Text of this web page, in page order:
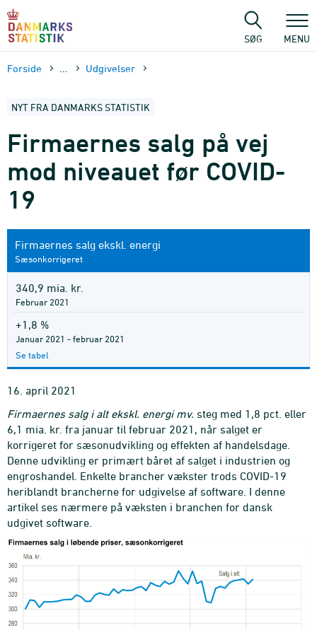
sidens
SØG MENU
Forside Udgivelser
NYT FRA DANMARKS STATISTIK
Firmaernes salg på vej
mod niveauet før COVID-
19
Firmaernes salg ekskl. energi
Sæsonkorrigeret
340,9 mia. kr.
Februar 2021
+1,8 %
Januar 2021 - februar 2021
Se tabel
16. april 2021
Firmaernes salg i alt ekskl. energi mv. steg med 1,8 pct. eller
6,1 mia. kr. fra januar til februar 2021, når salget er
korrigeret for sæsonudvikling og effekten af handelsdage.
Denne udvikling er primært båret af salget i industrien og
engroshandel. Enkelte brancher vækster trods COVID-19
heriblandt brancherne for udgivelse af software. I denne
artikel ses nærmere på væksten i branchen for dansk
udgivet software.